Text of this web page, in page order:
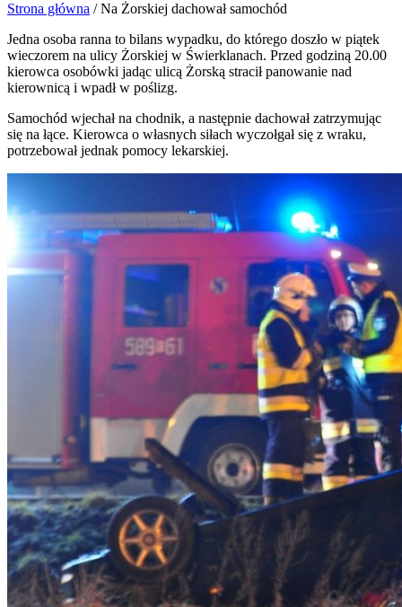
Strona główna / Na Żorskiej dachował samochód
Jedna osoba ranna to bilans wypadku, do którego doszło w piątek
wieczorem na ulicy Żorskiej w Świerklanach. Przed godziną 20.00
kierowca osobówki jadąc ulicą Żorską stracił panowanie nad
kierownicą i wpadł w poślizg.
Samochód wjechał na chodnik, a następnie dachował zatrzymując
się na łące. Kierowca o własnych siłach wyczołgał się z wraku,
potrzebował jednak pomocy lekarskiej.